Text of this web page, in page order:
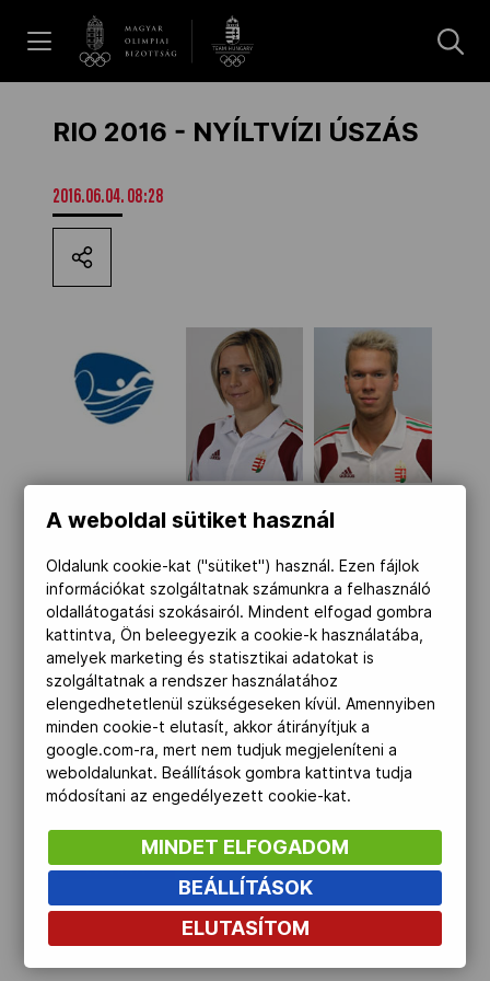
Hírek
Galéria
Dakar 2026
Los Angeles 2028
Kettőskarrier-program
NOB
Társszervezetek
OVEP
Adatbank
RIO 2016 - NYÍLTVÍZI ÚSZÁS
2016.06.04. 08:28
Indulók: 3
A weboldal sütiket használ
Oldalunk cookie-kat ("sütiket") használ. Ezen fájlok
információkat szolgáltatnak számunkra a felhasználó
oldallátogatási szokásairól. Mindent elfogad gombra
kattintva, Ön beleegyezik a cookie-k használatába,
amelyek marketing és statisztikai adatokat is
szolgáltatnak a rendszer használatához
elengedhetetlenül szükségeseken kívül. Amennyiben
minden cookie-t elutasít, akkor átirányítjuk a
google.com-ra, mert nem tudjuk megjeleníteni a
weboldalunkat. Beállítások gombra kattintva tudja
módosítani az engedélyezett cookie-kat.
MINDET ELFOGADOM
BEÁLLÍTÁSOK
ELUTASÍTOM